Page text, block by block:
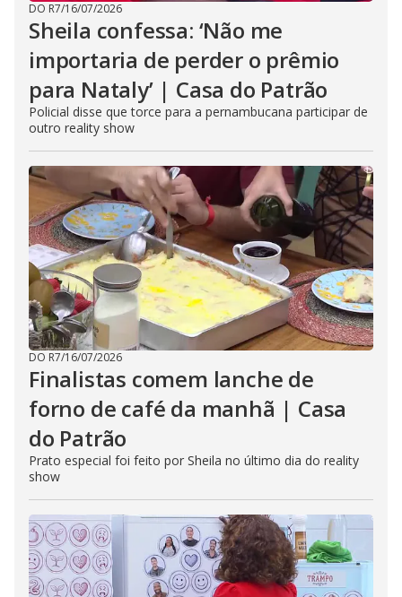
DO R7/16/07/2026
Sheila confessa: ‘Não me
importaria de perder o prêmio
para Nataly’ | Casa do Patrão
Policial disse que torce para a pernambucana participar de
outro reality show
DO R7/16/07/2026
Finalistas comem lanche de
forno de café da manhã | Casa
do Patrão
Prato especial foi feito por Sheila no último dia do reality
show